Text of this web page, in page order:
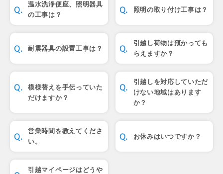
温水洗浄便座、照明器具
の工事は？
照明の取り付け工事は？
耐震器具の設置工事は？
引越し荷物は預かっても
らえますか？
模様替えを手伝っていた
だけますか？
引越しを対応していただ
けない地域はあります
か？
営業時間を教えてくださ
い。
お休みはいつですか？
引越マイページはどうや